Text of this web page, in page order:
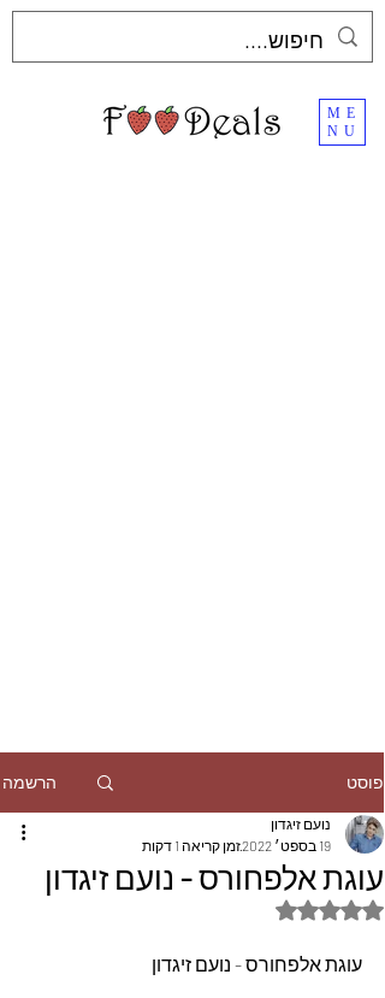
ME
NU
פוסט הרשמה
עוגת אלפחורס - נועם זיגדון
נועם זיגדון
19 בספט׳ 2022
זמן קריאה 1 דקות
דירוג של NaN מתוך 5 כוכבים
עוגת אלפחורס - נועם זיגדון